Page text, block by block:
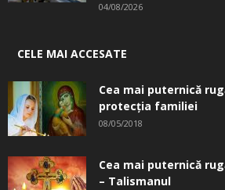
04/08/2026
CELE MAI ACCESATE
Cea mai puternică
protecția familiei
08/05/2018
Cea mai puternică
– Talismanul